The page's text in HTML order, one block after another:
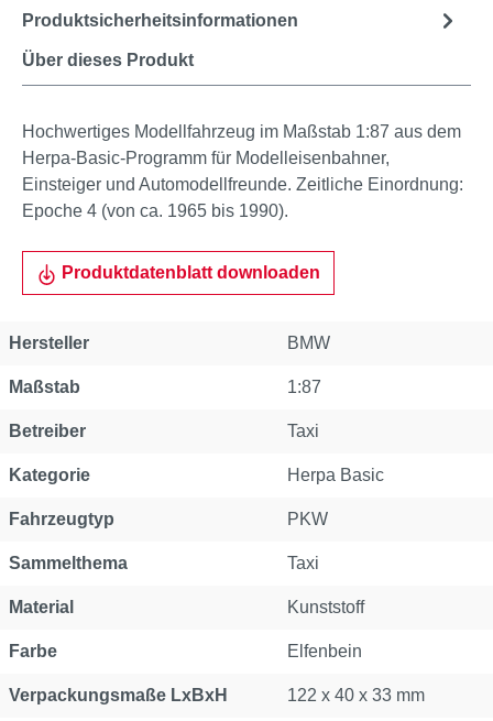
Über dieses Produkt
Produktsicherheitsinformationen
Hochwertiges Modellfahrzeug im Maßstab 1:87 aus dem
Herpa-Basic-Programm für Modelleisenbahner,
Einsteiger und Automodellfreunde. Zeitliche Einordnung:
Epoche 4 (von ca. 1965 bis 1990).
Produktdatenblatt downloaden
Hersteller BMW
Maßstab 1:87
Betreiber Taxi
Kategorie Herpa Basic
Fahrzeugtyp PKW
Sammelthema Taxi
Material Kunststoff
Farbe Elfenbein
Verpackungsmaße LxBxH 122 x 40 x 33 mm